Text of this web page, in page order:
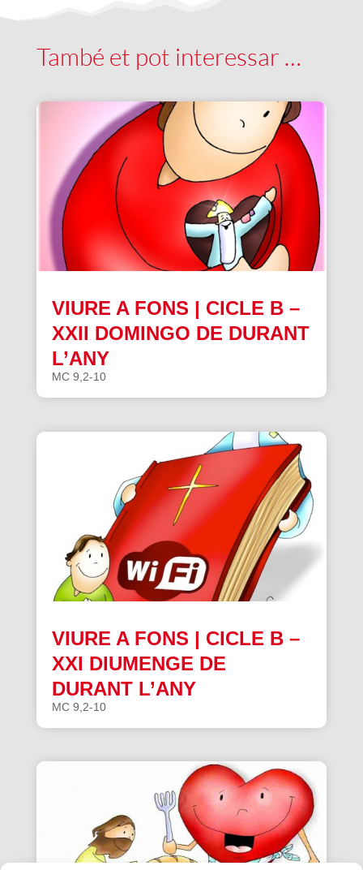
També et pot interessar …
VIURE A FONS | CICLE B –
XXII DOMINGO DE DURANT
L’ANY
MC 9,2-10
VIURE A FONS | CICLE B –
XXI DIUMENGE DE
DURANT L’ANY
MC 9,2-10